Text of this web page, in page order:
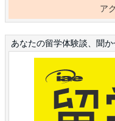
ア
あなたの留学体験談、聞か